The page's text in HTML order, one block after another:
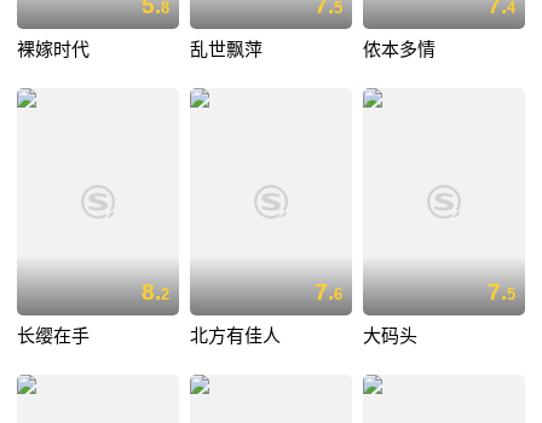
5.8
裸嫁时代
7.5
乱世飘萍
7.4
侬本多情
8.2
长缨在手
7.6
北方有佳人
7.5
大码头